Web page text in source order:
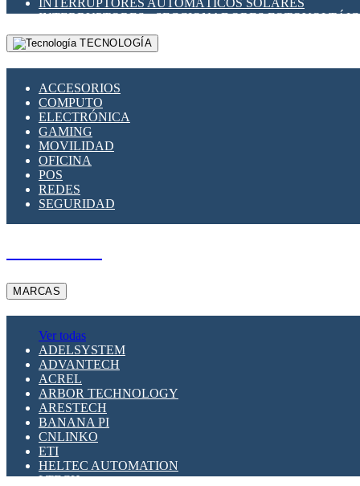
INTERRUPTORES AUTOMÁTICOS SOLARES
INTERRUPTORES - SECCIONADORES
MONTAJE PANEL SOLAR
PORTA FUSIBLES Y SECCIONADORES
TECNOLOGÍA
ACCESORIOS
COMPUTO
ELECTRÓNICA
GAMING
MOVILIDAD
OFICINA
POS
REDES
SEGURIDAD
MARCAS
Ver todas
ADELSYSTEM
ADVANTECH
ACREL
ARBOR TECHNOLOGY
ARESTECH
BANANA PI
CNLINKO
ETI
HELTEC AUTOMATION
LTECH